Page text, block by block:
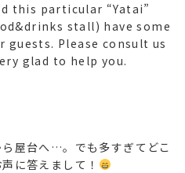
this particular “Yatai”
stall) have some
Please consult us
glad to help you.
屋台へ…。でも多すぎてどこ
に答えまして！